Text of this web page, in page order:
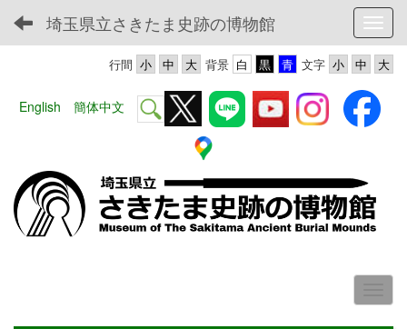
埼玉県立さきたま史跡の博物館
文字
背景
行間
English 簡体中文